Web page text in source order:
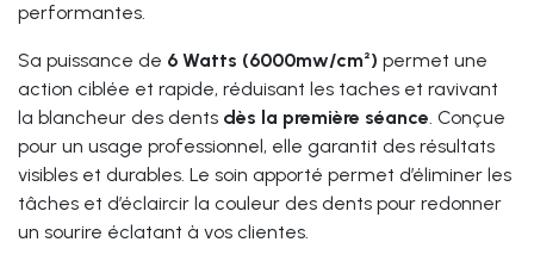
performantes.
Sa puissance de 6 Watts (6000mw/cm²) permet une
action ciblée et rapide, réduisant les taches et ravivant
la blancheur des dents dès la première séance. Conçue
pour un usage professionnel, elle garantit des résultats
visibles et durables. Le soin apporté permet d’éliminer les
tâches et d’éclaircir la couleur des dents pour redonner
un sourire éclatant à vos clientes.